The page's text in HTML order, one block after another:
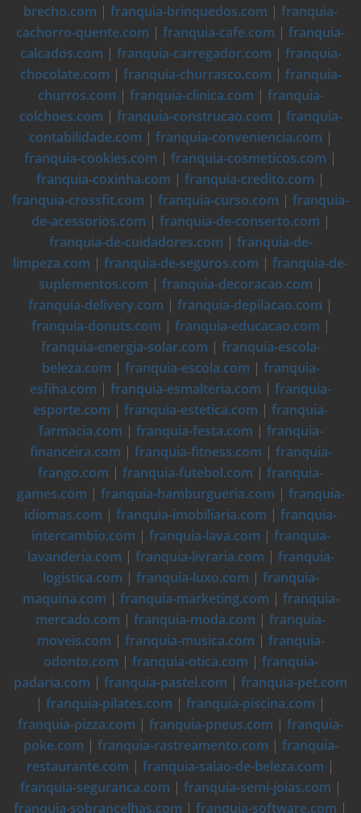
brecho.com | franquia-brinquedos.com | franquia-
cachorro-quente.com | franquia-cafe.com | franquia-
calcados.com | franquia-carregador.com | franquia-
chocolate.com | franquia-churrasco.com | franquia-
churros.com | franquia-clinica.com | franquia-
colchoes.com | franquia-construcao.com | franquia-
contabilidade.com | franquia-conveniencia.com |
franquia-cookies.com | franquia-cosmeticos.com |
franquia-coxinha.com | franquia-credito.com |
franquia-crossfit.com | franquia-curso.com | franquia-
de-acessorios.com | franquia-de-conserto.com |
franquia-de-cuidadores.com | franquia-de-
limpeza.com | franquia-de-seguros.com | franquia-de-
suplementos.com | franquia-decoracao.com |
franquia-delivery.com | franquia-depilacao.com |
franquia-donuts.com | franquia-educacao.com |
franquia-energia-solar.com | franquia-escola-
beleza.com | franquia-escola.com | franquia-
esfiha.com | franquia-esmalteria.com | franquia-
esporte.com | franquia-estetica.com | franquia-
farmacia.com | franquia-festa.com | franquia-
financeira.com | franquia-fitness.com | franquia-
frango.com | franquia-futebol.com | franquia-
games.com | franquia-hamburgueria.com | franquia-
idiomas.com | franquia-imobiliaria.com | franquia-
intercambio.com | franquia-lava.com | franquia-
lavanderia.com | franquia-livraria.com | franquia-
logistica.com | franquia-luxo.com | franquia-
maquina.com | franquia-marketing.com | franquia-
mercado.com | franquia-moda.com | franquia-
moveis.com | franquia-musica.com | franquia-
odonto.com | franquia-otica.com | franquia-
padaria.com | franquia-pastel.com | franquia-pet.com
| franquia-pilates.com | franquia-piscina.com |
franquia-pizza.com | franquia-pneus.com | franquia-
poke.com | franquia-rastreamento.com | franquia-
restaurante.com | franquia-salao-de-beleza.com |
franquia-seguranca.com | franquia-semi-joias.com |
franquia-sobrancelhas.com | franquia-software.com |